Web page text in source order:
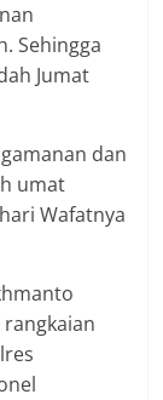
Sehingga
Jumat
dan
umat
Wafatnya